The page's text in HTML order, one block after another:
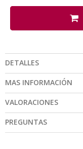
DETALLES
MAS INFORMACIÓN
VALORACIONES
PREGUNTAS